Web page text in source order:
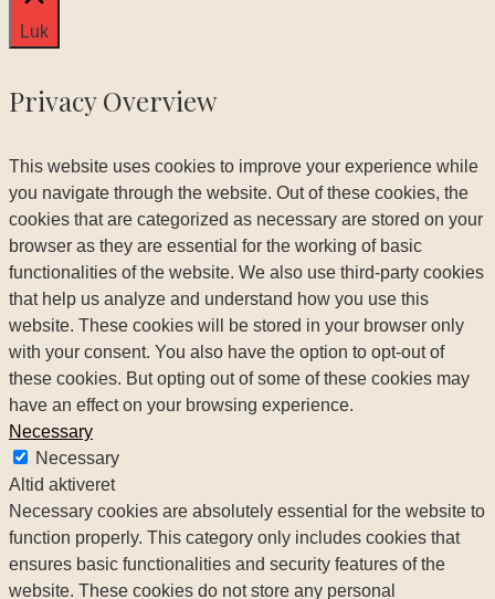
Luk
Privacy Overview
This website uses cookies to improve your experience while
you navigate through the website. Out of these cookies, the
cookies that are categorized as necessary are stored on your
browser as they are essential for the working of basic
functionalities of the website. We also use third-party cookies
that help us analyze and understand how you use this
website. These cookies will be stored in your browser only
with your consent. You also have the option to opt-out of
these cookies. But opting out of some of these cookies may
have an effect on your browsing experience.
Necessary
Necessary
Altid aktiveret
Necessary cookies are absolutely essential for the website to
function properly. This category only includes cookies that
ensures basic functionalities and security features of the
website. These cookies do not store any personal